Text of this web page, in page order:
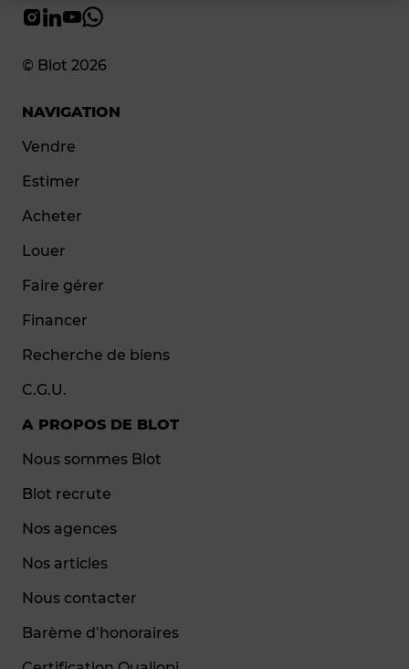
© Blot 2026
NAVIGATION
Vendre
Estimer
Acheter
Louer
Faire gérer
Financer
Recherche de biens
C.G.U.
A PROPOS DE BLOT
Nous sommes Blot
Blot recrute
Nos agences
Nos articles
Nous contacter
Barème d’honoraires